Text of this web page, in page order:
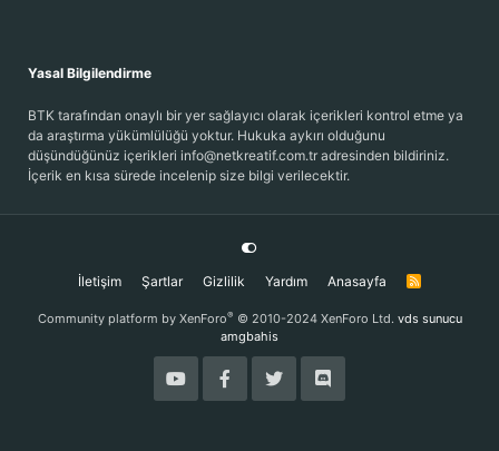
Yasal Bilgilendirme
BTK tarafından onaylı bir yer sağlayıcı olarak içerikleri kontrol etme ya
da araştırma yükümlülüğü yoktur. Hukuka aykırı olduğunu
düşündüğünüz içerikleri info@netkreatif.com.tr adresinden bildiriniz.
İçerik en kısa sürede incelenip size bilgi verilecektir.
İletişim Şartlar Gizlilik Yardım Anasayfa
R
Community platform by XenForo® © 2010-2024 XenForo Ltd. vds sunucu
amgbahis